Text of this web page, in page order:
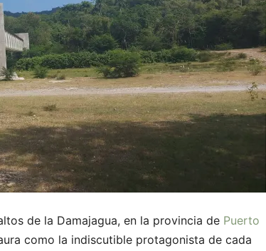
de la Damajagua, en la provincia de Puerto
como la indiscutible protagonista de cada